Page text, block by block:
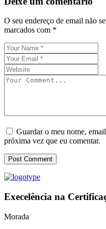
O seu endereço de email não
marcados com *
Guardar o meu nome,
próxima vez que eu comentar.
Post Comment
Execelência na
Morada